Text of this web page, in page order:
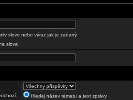
slovo nebo výraz jak je zadaný
slova
Hledej název tématu a text zprávy